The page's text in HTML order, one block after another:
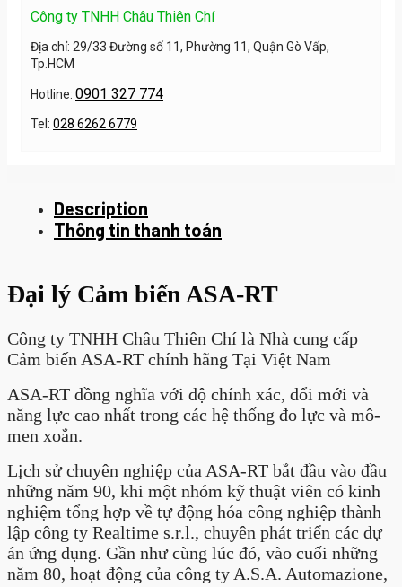
Công ty TNHH Châu Thiên Chí
Địa chỉ: 29/33 Đường số 11, Phường 11, Quận Gò Vấp,
Tp.HCM
Hotline: 0901 327 774
Tel: 028 6262 6779
Description
Thông tin thanh toán
Đại lý Cảm biến ASA-RT
Công ty TNHH Châu Thiên Chí là Nhà cung cấp
Cảm biến ASA-RT chính hãng Tại Việt Nam
ASA-RT đồng nghĩa với độ chính xác, đổi mới và
năng lực cao nhất trong các hệ thống đo lực và mô-
men xoắn.
Lịch sử chuyên nghiệp của ASA-RT bắt đầu vào đầu
những năm 90, khi một nhóm kỹ thuật viên có kinh
nghiệm tổng hợp về tự động hóa công nghiệp thành
lập công ty Realtime s.r.l., chuyên phát triển các dự
án ứng dụng. Gần như cùng lúc đó, vào cuối những
năm 80, hoạt động của công ty A.S.A. Automazione,